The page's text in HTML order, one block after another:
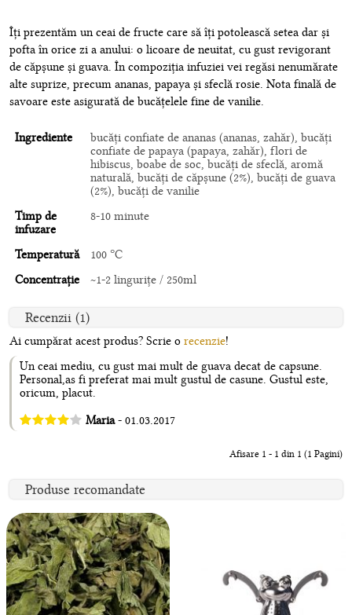
Îți prezentăm un ceai de fructe care să îți potolească setea dar și
pofta în orice zi a anului: o licoare de neuitat, cu gust revigorant
de căpșune și guava. În compoziția infuziei vei regăsi nenumărate
alte suprize, precum ananas, papaya și sfeclă rosie. Nota finală de
savoare este asigurată de bucățelele fine de vanilie.
Ingrediente
bucăți confiate de ananas (ananas, zahăr), bucăți
confiate de papaya (papaya, zahăr), flori de
hibiscus, boabe de soc, bucăți de sfeclă, aromă
naturală, bucăți de căpșune (2%), bucăți de guava
(2%), bucăți de vanilie
Timp de
infuzare
8-10 minute
Temperatură
100 °C
Concentrație
~1-2 lingurițe / 250ml
Recenzii (1)
Ai cumpărat acest produs? Scrie o recenzie!
Un ceai mediu, cu gust mai mult de guava decat de capsune.
Personal,as fi preferat mai mult gustul de casune. Gustul este,
oricum, placut.
Maria- 01.03.2017
Afisare 1 - 1 din 1 (1 Pagini)
Produse recomandate